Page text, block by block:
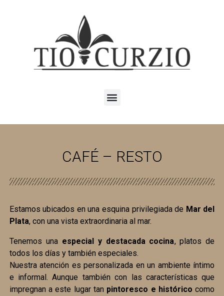
CAFÉ – RESTO
Estamos ubicados en una esquina privilegiada de Mar del
Plata, con una vista extraordinaria al mar.
Tenemos una especial y destacada cocina, platos de
todos los días y también especiales.
Nuestra atención es personalizada en un ambiente íntimo
e informal. Aunque también con las características que
impregnan a este lugar tan pintoresco e histórico como